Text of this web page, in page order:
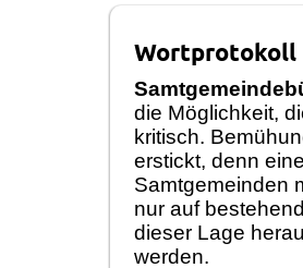
Wortprotokoll
die Möglichkeit,
kritisch.
erstickt, denn
Samtgemeinden
nur auf
dieser Lage
werden.